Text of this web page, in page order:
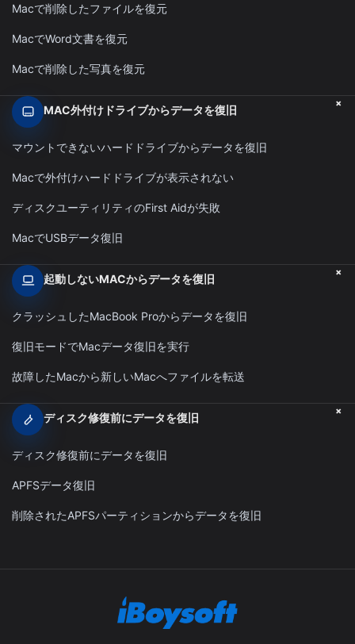
Macで削除したファイルを復元
MacでWord文書を復元
Macで削除した写真を復元
MAC外付けドライブからデータを復旧 +
マウントできないハードドライブからデータを復旧
Macで外付けハードドライブが表示されない
ディスクユーティリティのFirst Aidが失敗
MacでUSBデータ復旧
起動しないMACからデータを復旧 +
クラッシュしたMacBook Proからデータを復旧
復旧モードでMacデータ復旧を実行
故障したMacから新しいMacへファイルを転送
ディスク修復前にデータを復旧 +
ディスク修復前にデータを復旧
APFSデータ復旧
削除されたAPFSパーティションからデータを復旧